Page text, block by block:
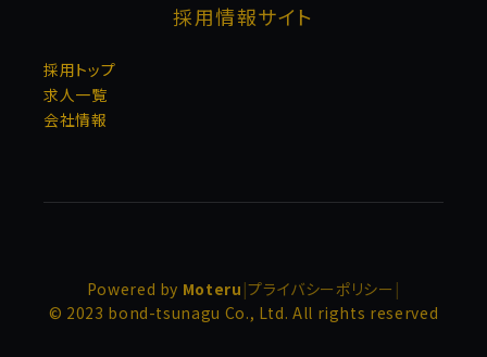
採用情報サイト
採用トップ
求人一覧
会社情報
Powered by Moteru |プライバシーポリシー |
© 2023 bond-tsunagu Co., Ltd. All rights reserved